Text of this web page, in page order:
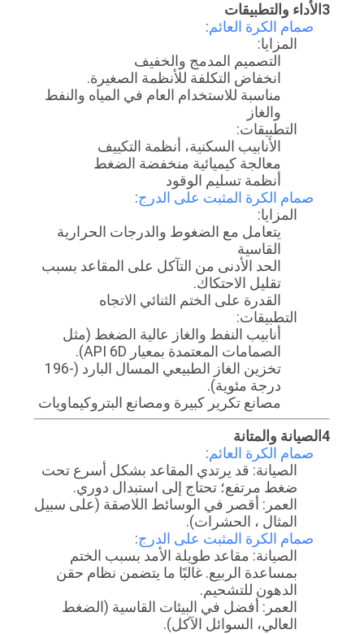
3الأداء والتطبيقات
صمام الكرة العائم:
المزايا:
التصميم المدمج والخفيف
انخفاض التكلفة للأنظمة الصغيرة.
مناسبة للاستخدام العام في المياه والنفط
والغاز
التطبيقات:
الأنابيب السكنية، أنظمة التكييف
معالجة كيميائية منخفضة الضغط
أنظمة تسليم الوقود
صمام الكرة المثبت على الدرج:
المزايا:
يتعامل مع الضغوط والدرجات الحرارية
القاسية
الحد الأدنى من التآكل على المقاعد بسبب
تقليل الاحتكاك.
القدرة على الختم الثنائي الاتجاه
التطبيقات:
أنابيب النفط والغاز عالية الضغط (مثل
الصمامات المعتمدة بمعيار API 6D).
تخزين الغاز الطبيعي المسال البارد (-196
درجة مئوية).
مصانع تكرير كبيرة ومصانع البتروكيماويات
4الصيانة والمتانة
صمام الكرة العائم:
الصيانة: قد يرتدي المقاعد بشكل أسرع تحت
ضغط مرتفع؛ تحتاج إلى استبدال دوري.
العمر: أقصر في الوسائط اللاصقة (على سبيل
المثال ، الحشرات).
صمام الكرة المثبت على الدرج:
الصيانة: مقاعد طويلة الأمد بسبب الختم
بمساعدة الربيع. غالبًا ما يتضمن نظام حقن
الدهون للتشحيم.
العمر: أفضل في البيئات القاسية (الضغط
العالي، السوائل الآكل).